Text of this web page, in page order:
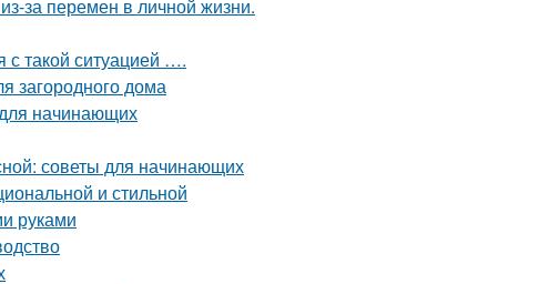
за перемен в личной жизни.
с такой ситуацией ….
загородного дома
начинающих
советы для начинающих
и стильной
руками